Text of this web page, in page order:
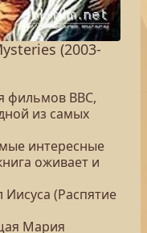
(2003-
фильмов BBC,
из самых
интересные
оживает и
(Распятие
Мария